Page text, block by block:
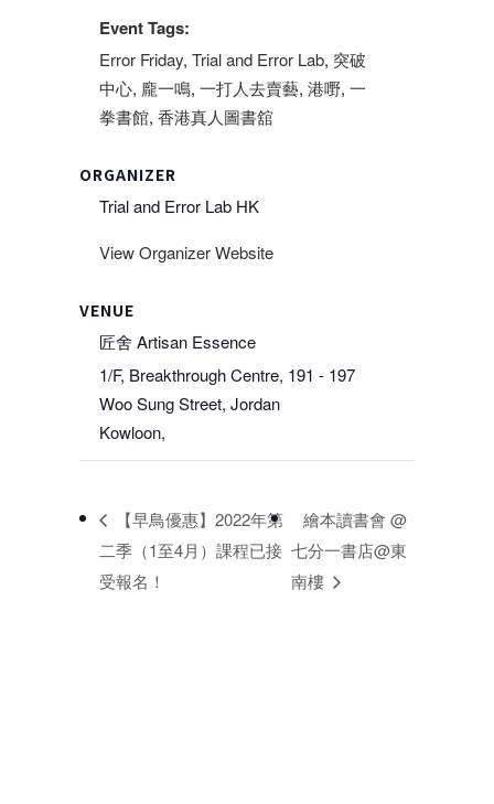
Event Tags:
Error Friday, Trial and Error Lab, 突破
中心, 龐一鳴, 一打人去賣藝, 港嘢, 一
拳書館, 香港真人圖書舘
VENUE
匠舍 Artisan Essence
1/F, Breakthrough Centre, 191 - 197
Woo Sung Street, Jordan
Kowloon,
ORGANIZER
Trial and Error Lab HK
View Organizer Website
【早鳥優惠】2022年第
二季（1至4月）課程已接
受報名！
繪本讀書會 @
七分一書店@東
南樓